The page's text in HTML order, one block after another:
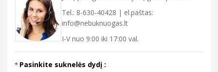
Tel.: 8-630-40428 | el.paštas:
info@nebuknuogas.lt
I-V nuo 9:00 iki 17:00 val.
Pasinkite suknelės dydį :